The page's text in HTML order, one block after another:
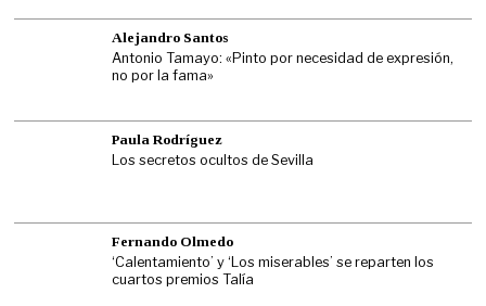
Alejandro Santos
Antonio Tamayo: «Pinto por necesidad de expresión,
no por la fama»
Paula Rodríguez
Los secretos ocultos de Sevilla
Fernando Olmedo
‘Calentamiento’ y ‘Los miserables’ se reparten los
cuartos premios Talía